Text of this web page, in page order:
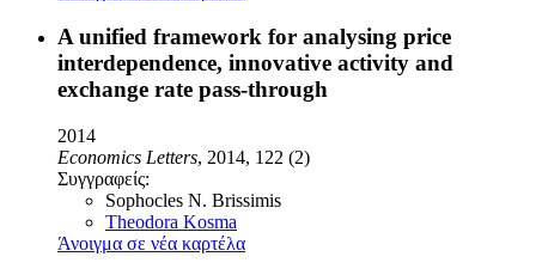
A unified framework for analysing price
interdependence, innovative activity and
exchange rate pass-through
2014
Economics Letters, 2014, 122 (2)
Συγγραφείς:
Sophocles N. Brissimis
Theodora Kosma
Άνοιγμα σε νέα καρτέλα